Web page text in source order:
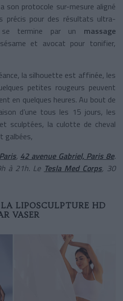
son protocole sur-mesure aligné
précis pour des résultats ultra-
se termine par un massage
et avocat pour tonifier,
la silhouette est affinée, les
petites rougeurs peuvent
en quelques heures. Au bout de
d’une tous les 15 jours, les
sculptées, la culotte de cheval
galbées,
, 42 avenue Gabriel, Paris 8e.
à 21h. Le Tesla Med Corps, 30
LIPOSCULPTURE HD
VASER